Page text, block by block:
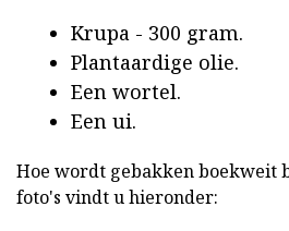
Krupa - 300 gram.
Plantaardige olie.
Een wortel.
Een ui.
Hoe wordt gebakken boekweit
foto's vindt u hieronder: